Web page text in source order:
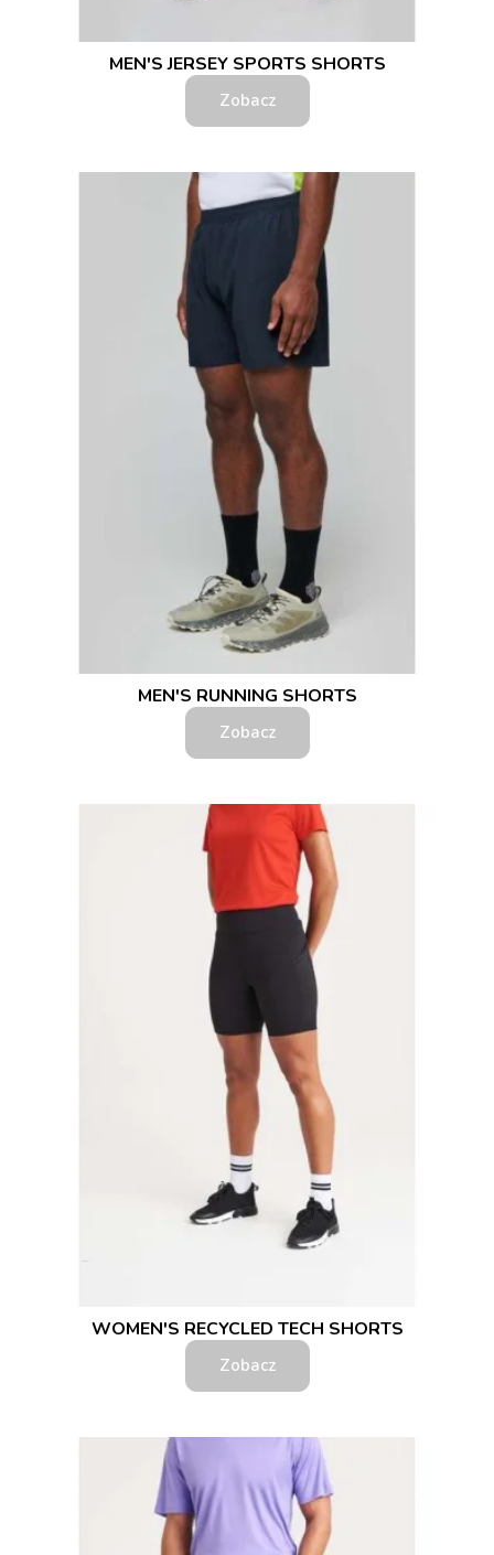
MEN'S JERSEY SPORTS SHORTS
Zobacz
MEN'S RUNNING SHORTS
Zobacz
WOMEN'S RECYCLED TECH SHORTS
Zobacz